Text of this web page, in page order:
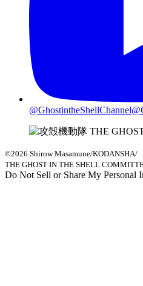
@GhostintheShellChannel
©2026 Shirow Masamune/KODANSHA/
THE GHOST IN THE SHELL
Do Not Sell or Share My Personal